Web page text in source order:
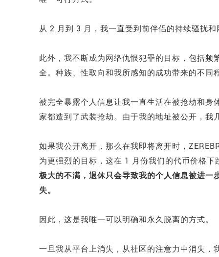
从 2 月到 3 月，我一直受到前伴侣的持续骚扰
此外，我不断成为网络仇恨犯罪的目标，包括
全。种族、性取向和我所感知的成功带来的不同
被完全暴露个人信息让我一直生活在被抢劫和
家都造到了武装抢劫。由于我的地址被公开，
如果我公开离开，那么在我即将离开时，
为更强烈的目标，这在 1 月份我们的代币价格
极大的不满，退休只会导致我的个人信息被进
失。
因此，这是我唯一可以明确和永久脱离的方式。
一旦我从平台上消失，从社区的注意力中消失